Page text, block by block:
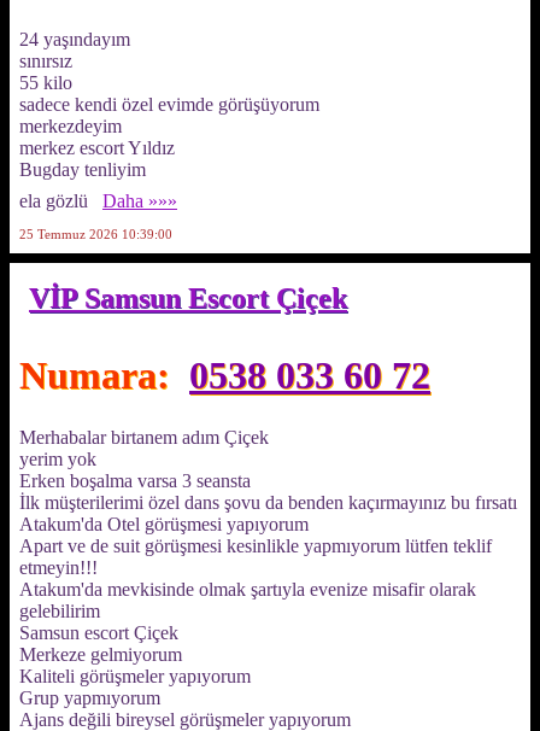
24 yaşındayım
sınırsız
55 kilo
sadece kendi özel evimde görüşüyorum
merkezdeyim
merkez escort Yıldız
Bugday tenliyim
ela gözlü
Daha »»»
25 Temmuz 2026 10:39:00
VİP Samsun Escort Çiçek
Numara: 0538 033 60 72
Merhabalar birtanem adım Çiçek
yerim yok
Erken boşalma varsa 3 seansta
İlk müşterilerimi özel dans şovu da benden kaçırmayınız bu fırsatı
Atakum'da Otel görüşmesi yapıyorum
Apart ve de suit görüşmesi kesinlikle yapmıyorum lütfen teklif
etmeyin!!!
Atakum'da mevkisinde olmak şartıyla evenize misafir olarak
gelebilirim
Samsun escort Çiçek
Merkeze gelmiyorum
Kaliteli görüşmeler yapıyorum
Grup yapmıyorum
Ajans değili bireysel görüşmeler yapıyorum